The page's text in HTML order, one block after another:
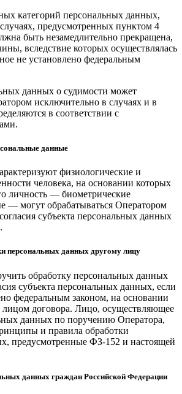
категорий персональных данных,
предусмотренных пунктом 4
быть незамедлительно прекращена,
вследствие которых осуществлялась
не установлено федеральным
данных о судимости может
исключительно в случаях и в
в соответствии с
данные
физиологические и
человека, на основании которых
личность — биометрические
— могут обрабатываться Оператором
субъекта персональных данных
персональных данных другому лицу
обработку персональных данных
субъекта персональных данных, если
федеральным законом, на основании
лицом договора. Лицо, осуществляющее
данных по поручению Оператора,
и правила обработки
предусмотренные ФЗ-152 и настоящей
данных граждан Российской Федерации